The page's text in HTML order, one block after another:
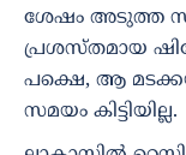
ശേഷം അടുത്ത
പ്രശസ്തമായ
പക്ഷെ, ആ
സമയം കിട്ടിയില്ല.